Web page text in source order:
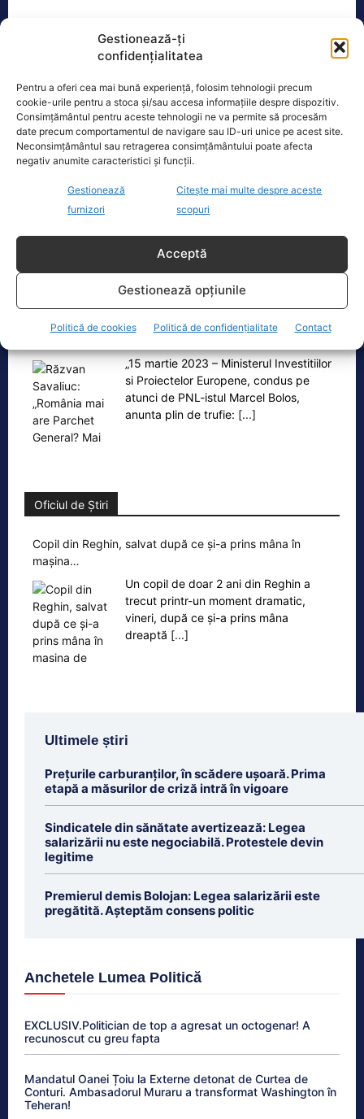
Gestionează-ți
confidențialitatea
Pentru a oferi cea mai bună experiență, folosim tehnologii precum
cookie-urile pentru a stoca și/sau accesa informațiile despre dispozitiv.
Consimțământul pentru aceste tehnologii ne va permite să procesăm
date precum comportamentul de navigare sau ID-uri unice pe acest site.
Neconsimțământul sau retragerea consimțământului poate afecta
negativ anumite caracteristici și funcții.
Gestionează
furnizori
Citește mai multe despre aceste
scopuri
Acceptă
Gestionează opțiunile
Politică de cookies Politică de confidențialitate Contact
DANIEL BACIU PENSII
Realitatea
Dronă doborâtă de un avion F‑16 în zona
Padina Buzău -…
F‑16 al Forțelor Aeriene Române, în zona Padina, în
județul[...]
Răzvan Savaliuc: „România mai are
Parchet General? Mai are structuri de…
„15 martie 2023 – Ministerul Investitiilor
si Proiectelor Europene, condus pe
atunci de PNL-istul Marcel Bolos,
anunta plin de trufie: [...]
Oficiul de Știri
Copil din Reghin, salvat după ce și-a prins mâna în
mașina…
Un copil de doar 2 ani din Reghin a
trecut printr-un moment dramatic,
vineri, după ce și-a prins mâna
dreaptă [...]
Ultimele știri
Prețurile carburanților, în scădere ușoară. Prima
etapă a măsurilor de criză intră în vigoare
Sindicatele din sănătate avertizează: Legea
salarizării nu este negociabilă. Protestele devin
legitime
Premierul demis Bolojan: Legea salarizării este
pregătită. Așteptăm consens politic
Anchetele Lumea Politică
EXCLUSIV.Politician de top a agresat un octogenar! A
recunoscut cu greu fapta
Mandatul Oanei Țoiu la Externe detonat de Curtea de
Conturi. Ambasadorul Muraru a transformat Washington în
Teheran!